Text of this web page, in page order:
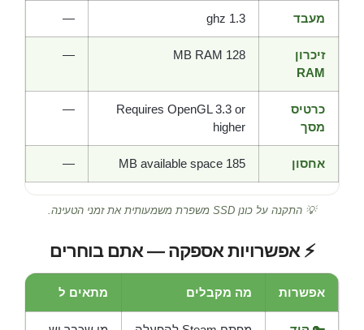
מעבד 1.3 ghz
—
זיכרון
RAM
128 MB RAM
—
כרטיס
מסך
Requires OpenGL 3.3 or
higher
—
אחסון 185 MB available space
—
💡 התקנה על כונן SSD משפרת משמעותית את זמני הטעינה.
⚡ אפשרויות אספקה — אתם בוחרים
אפשרות מה מקבלים מתאים ל